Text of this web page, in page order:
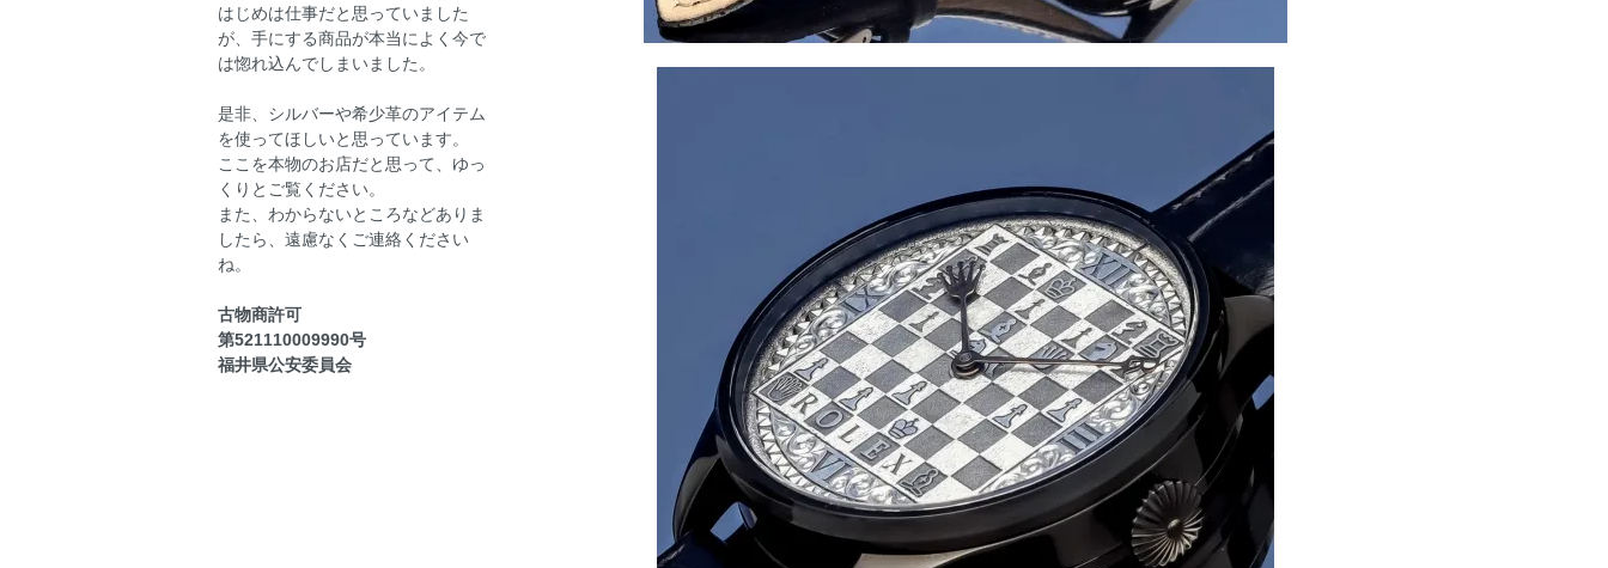
はじめは仕事だと思っていました
が、手にする商品が本当によく今で
は惚れ込んでしまいました。
是非、シルバーや希少革のアイテム
を使ってほしいと思っています。
ここを本物のお店だと思って、ゆっ
くりとご覧ください。
また、わからないところなどありま
したら、遠慮なくご連絡ください
ね。
古物商許可
第521110009990号
福井県公安委員会